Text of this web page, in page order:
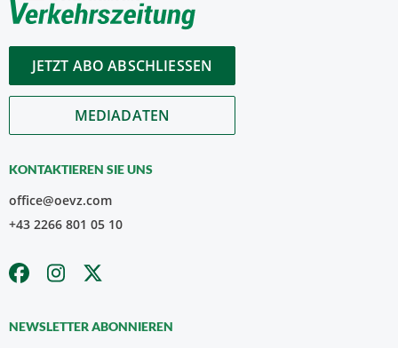
JETZT ABO ABSCHLIESSEN
MEDIADATEN
KONTAKTIEREN SIE UNS
office@oevz.com
+43 2266 801 05 10
NEWSLETTER ABONNIEREN